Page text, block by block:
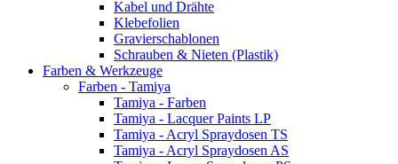
Kabel und Drähte
Klebefolien
Gravierschablonen
Schrauben & Nieten (Plastik)
Farben & Werkzeuge
Farben - Tamiya
Tamiya - Farben
Tamiya - Lacquer Paints LP
Tamiya - Acryl Spraydosen TS
Tamiya - Acryl Spraydosen AS